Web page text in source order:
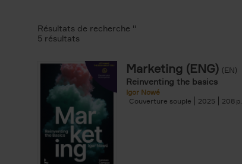
Verstraete filter
De Feyter filter
Steven Van Belleghem filter
Résultats de recherche ''
5 résultats
Marketing (ENG) (EN)
Reinventing the basics
Igor Nowé
Couverture souple
2025 208